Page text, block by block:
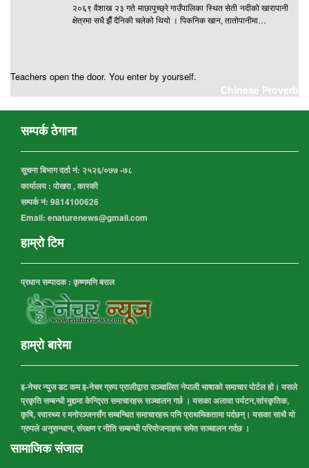
२०६९ वैशाख २३ गते माछापुच्छ्रे गाउँपालिका स्थित सेती नदीको खारापानी
क्षेत्रमा सधै झैँ दैनिकी चलेको थियो । पिकनिक खान, तातोपानीमा…
Teachers open the door. You enter by yourself.
Chinese Proverb
सम्पर्क ठेगाना
सूचना बिभाग दर्ता नं: २५२६/०७७ -७८
कार्यालय : पोखरा , कास्की
सम्पर्क नं: 9814100626
Email: enaturenews@gmail.com
हाम्रो टिम
प्रधान सम्पादक : कृष्णमणि बराल
हाम्रो बारेमा
इ-नेचर न्युज डट कम इ-नेचर ग्रुप प्रालीद्वारा सञ्चालित नेपाली भाषाको समाचार पोर्टल हो। यसले
प्रकृति सम्बन्धी मुद्दामा केन्द्रित समाचारहरू सञ्चालन गर्छ । यसका अलावा पर्यटन,सांस्कृतिक,
कृषि, स्वास्थ्य र मनोरञ्जनसँग सम्बन्धित समाचारहरू पनि प्राथमिकतामा पर्दछन्। यसका साथै यो
ग्रुपले अनुसन्धान, संरक्षण र नीति सम्बन्धी परियोजनाहरू समेत सञ्चालन गर्दछ ।
सामाजिक संजाल